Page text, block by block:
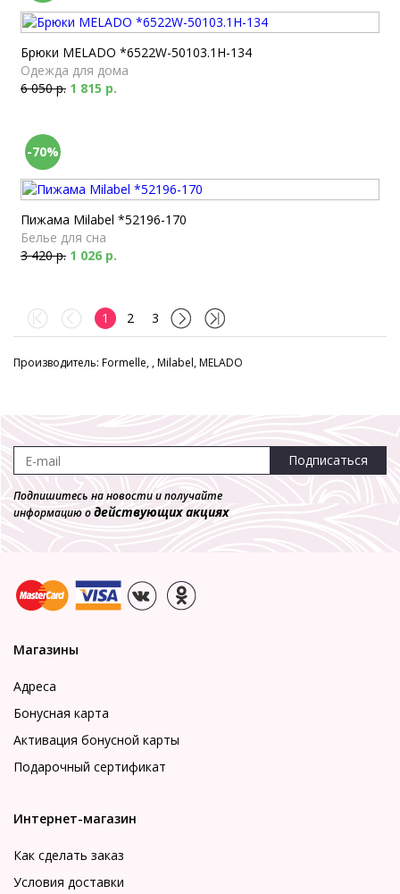
Брюки MELADO *6522W-50103.1H-134
Одежда для дома
6 050 р. 1 815 р.
-70%
Пижама Milabel *52196-170
Белье для сна
3 420 р. 1 026 р.
1 2 3
Производитель: Formelle, , Milabel, MELADO
Подписаться
Подпишитесь на новости и получайте
информацию одействующих акциях
Магазины
Адреса
Бонусная карта
Активация бонусной карты
Подарочный сертификат
Интернет-магазин
Как сделать заказ
Условия доставки